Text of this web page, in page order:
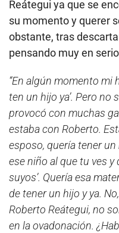
Reátegui ya que se
su momento y querer
obstante, tras
pensando muy en
“En algún momento mi
ten un hijo ya’. Pero no
provocó con muchas
estaba con Roberto.
esposo, quería tener un
ese niño al que tu ves y
suyos’. Quería esa
de tener un hijo y ya.
Roberto Reátegui, no
en la ovadonación.